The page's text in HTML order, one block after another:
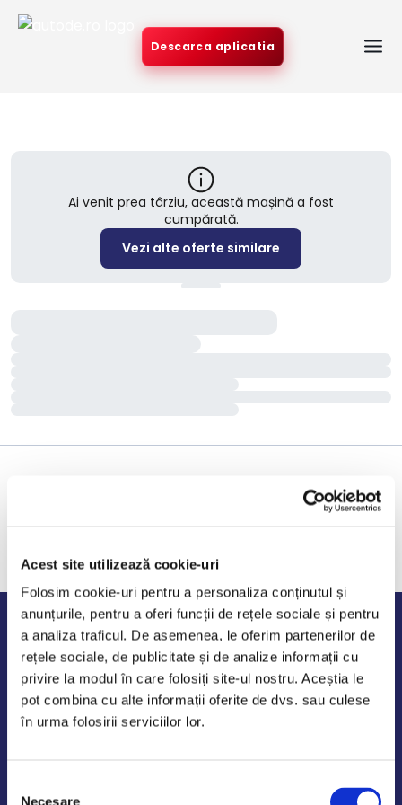
Acest site utilizează cookie-uri
Folosim cookie-uri pentru a personaliza conținutul și
anunțurile, pentru a oferi funcții de rețele sociale și pentru
a analiza traficul. De asemenea, le oferim partenerilor de
rețele sociale, de publicitate și de analize informații cu
privire la modul în care folosiți site-ul nostru. Aceștia le
pot combina cu alte informații oferite de dvs. sau culese
în urma folosirii serviciilor lor.
Necesare
Descarca aplicatia
Ai venit prea târziu, această mașină a fost
cumpărată.
Vezi alte oferte similare
Program de lucru
Luni - Vineri: 09:00-18:00
Sambata - Duminica: 10:00-14:00